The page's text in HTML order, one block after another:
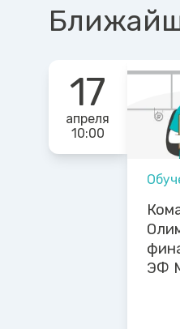
17
апреля
10:00
ЭФ